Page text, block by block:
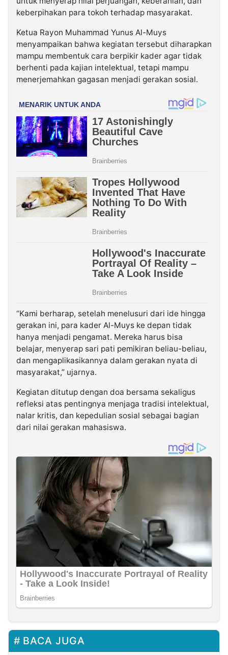
keberpihakan para tokoh terhadap masyarakat.
Ketua Rayon Muhammad Yunus Al-Muys
menyampaikan bahwa kegiatan tersebut diharapkan
mampu membentuk cara berpikir kader agar tidak
berhenti pada kajian intelektual, tetapi mampu
menerjemahkan gagasan menjadi gerakan sosial.
“Kami berharap, setelah menelusuri dari ide hingga
gerakan ini, para kader Al-Muys ke depan tidak
hanya menjadi pengamat. Mereka harus bisa
belajar, menyerap sari pati pemikiran beliau-beliau,
dan mengaplikasikannya dalam gerakan nyata di
masyarakat,” ujarnya.
Kegiatan ditutup dengan doa bersama sekaligus
refleksi atas pentingnya menjaga tradisi intelektual,
nalar kritis, dan kepedulian sosial sebagai bagian
dari nilai gerakan mahasiswa.
BACA JUGA